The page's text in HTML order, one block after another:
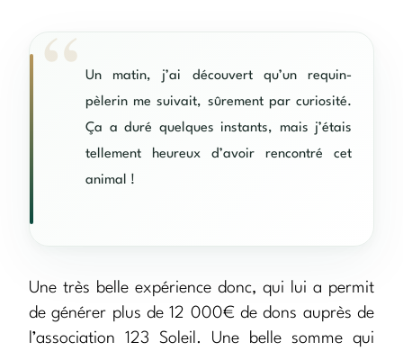
Un matin, j’ai découvert qu’un requin-
pèlerin me suivait, sûrement par curiosité.
Ça a duré quelques instants, mais j’étais
tellement heureux d’avoir rencontré cet
animal !
Une très belle expérience donc, qui lui a permit
de générer plus de 12 000€ de dons auprès de
l’association 123 Soleil. Une belle somme qui